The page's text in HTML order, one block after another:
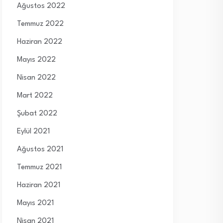
Ağustos 2022
Temmuz 2022
Haziran 2022
Mayıs 2022
Nisan 2022
Mart 2022
Şubat 2022
Eylül 2021
Ağustos 2021
Temmuz 2021
Haziran 2021
Mayıs 2021
Nisan 2021